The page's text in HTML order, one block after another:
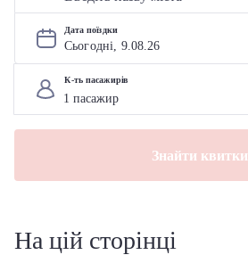
Дата поїздки
Сьогодні, 9.08.26
К-ть пасажирів
Знайти квитки
На цій сторінці